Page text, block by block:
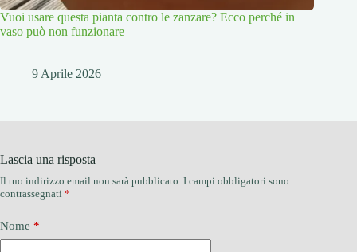
Vuoi usare questa pianta contro le zanzare? Ecco perché in
vaso può non funzionare
9 Aprile 2026
Lascia una risposta
Il tuo indirizzo email non sarà pubblicato. I campi obbligatori sono
contrassegnati *
Nome *